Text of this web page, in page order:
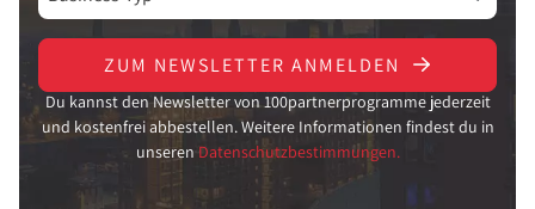
ZUM NEWSLETTER ANMELDEN
Du kannst den Newsletter von 100partnerprogramme jederzeit
und kostenfrei abbestellen. Weitere Informationen findest du in
unseren Datenschutzbestimmungen.